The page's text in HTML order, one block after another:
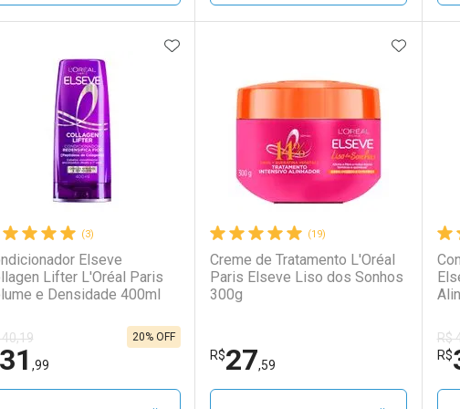
FECHAR
Ativar Desconto
FECHAR
Menos
FECHAR
Laboratório
Ativar Desconto
FECHAR
Por Menos
(3)
Elseve
Lifter L'Oréal Paris
e Densidade 400ml
31 ,99
20% OFF
ADICIONAR AOS FAVORITOS
(19)
Creme de Tratamento L'Oréal
Paris Elseve Liso dos Sonhos
300g
R$27,59
R$
R$